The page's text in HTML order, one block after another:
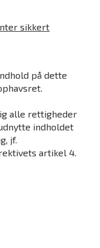
sikkert
på dette
alle rettigheder
indholdet
jf.
artikel 4.